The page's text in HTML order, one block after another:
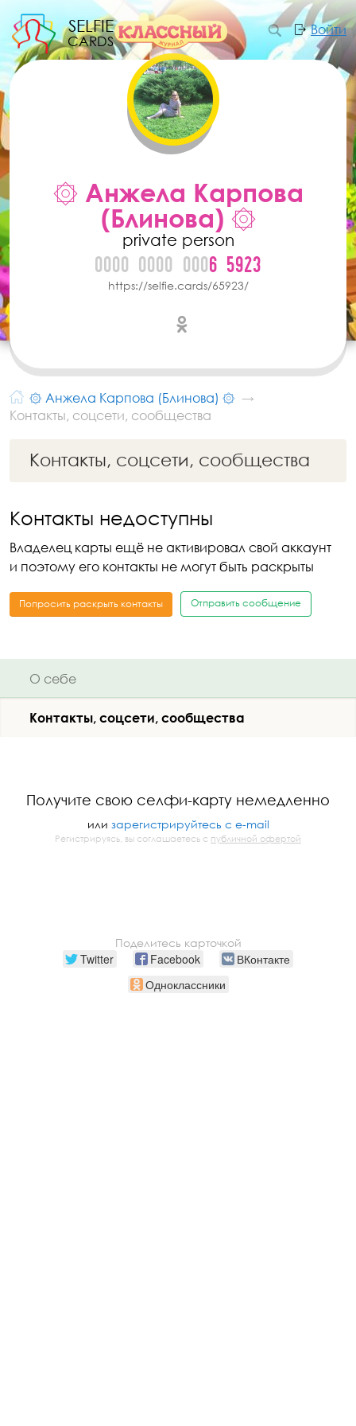
SELFIE
CARDS
Войти
Отправить сообщение
۞ Анжела Карпова
(Блинова) ۞
private person
0000 0000 0006 5923
https://selfie.cards/65923/
۞ Анжела Карпова (Блинова) ۞
Контакты, соцсети, сообщества
Контакты, соцсети, сообщества
Контакты недоступны
Владелец карты ещё не активировал свой аккаунт
и поэтому его контакты не могут быть раскрыты
Попросить раскрыть контакты Отправить сообщение
О себе
Контакты, соцсети, сообщества
Получите свою селфи-карту немедленно
или зарегистрируйтесь с e-mail
Регистрируясь, вы соглашаетесь с публичной офертой
Поделитесь карточкой
Twitter Facebook
ВКонтакте
Одноклассники